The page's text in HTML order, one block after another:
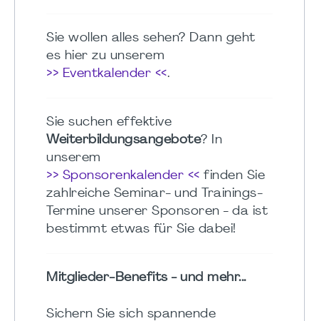
Sie wollen alles sehen? Dann geht
es hier zu unserem
>> Eventkalender <<.
Sie suchen effektive
Weiterbildungsangebote? In
unserem
>> Sponsorenkalender << finden Sie
zahlreiche Seminar- und Trainings-
Termine unserer Sponsoren - da ist
bestimmt etwas für Sie dabei!
Mitglieder-Benefits - und mehr...
Sichern Sie sich spannende